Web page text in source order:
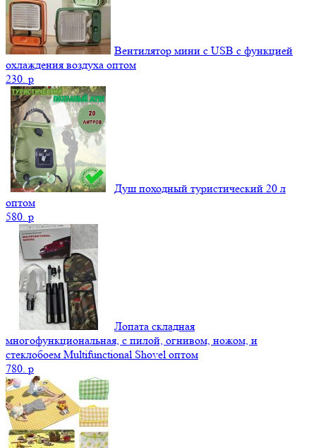
Вентилятор мини с USB с функцией
охлаждения воздуха оптом
230. p
Душ походный туристический 20 л
оптом
580. p
Лопата складная
многофункциональная, с пилой, огнивом, ножом, и
стеклобоем Multifunctional Shovel оптом
780. p